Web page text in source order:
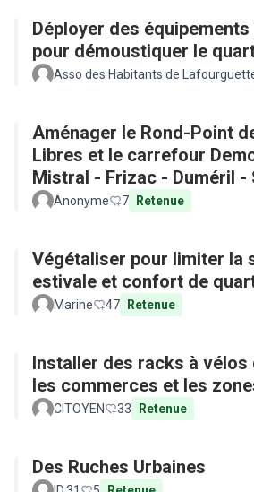
Déployer des
pour démoustiquer le
Asso des Habitants de
Aménager le Rond-Point
Libres et le carrefour
Mistral - Frizac - Duméril -
Anonyme 7 Retenue
Végétaliser pour limiter la
estivale et confort de
Marine 47 Retenue
Installer des racks à vélos
les commerces et les
CITOYEN 33 Retenue
Des Ruches Urbaines